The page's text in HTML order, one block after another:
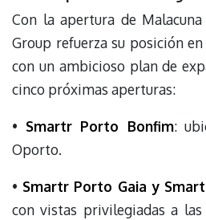
Con la apertura de
Group refuerza su posición
con un ambicioso plan de
cinco próximas aperturas:
• Smartr Porto Bonfim:
Oporto.
• Smartr Porto Gaia y
con vistas privilegiadas a